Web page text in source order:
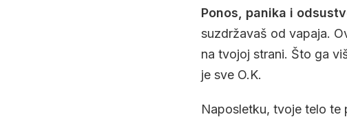
Ponos, panika i
suzdržavaš od vapaja.
na tvojoj strani. Što ga
je sve O.K.
Naposletku, tvoje telo te